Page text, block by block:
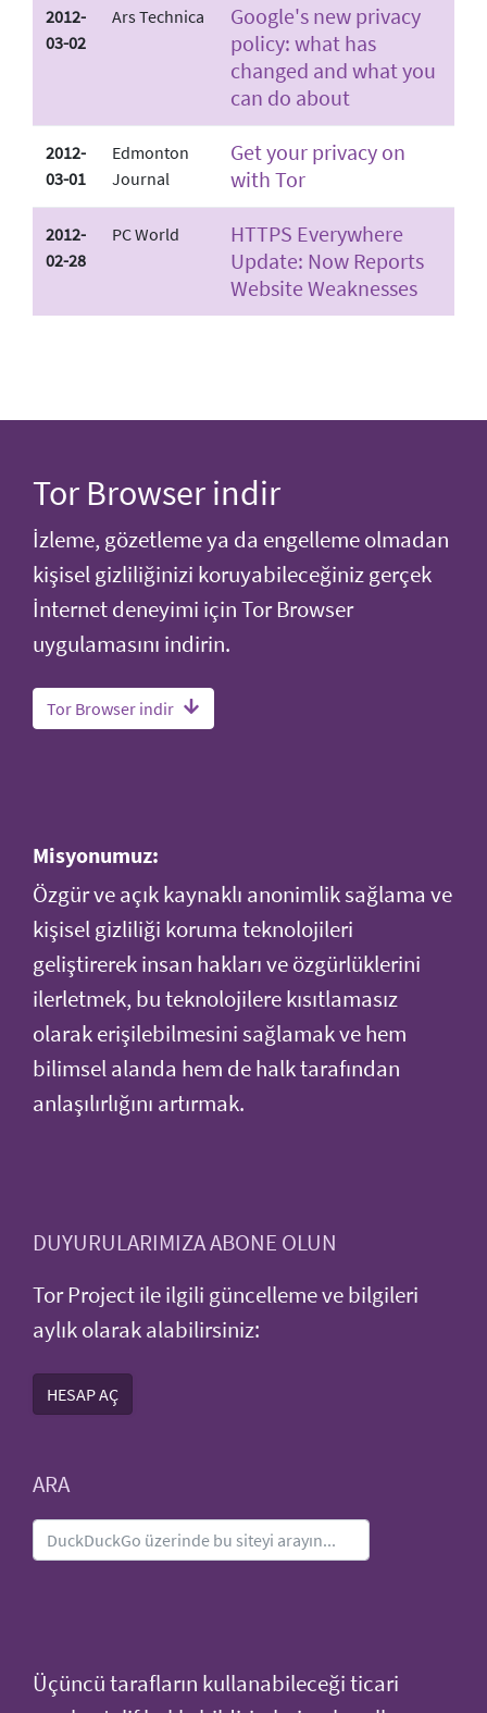
2012-
03-02
Ars Technica
Google's new privacy
policy: what has
changed and what you
can do about
2012-
03-01
Edmonton
Journal
Get your privacy on
with Tor
2012-
02-28
PC World
HTTPS Everywhere
Update: Now Reports
Website Weaknesses
Tor Browser indir
İzleme, gözetleme ya da engelleme olmadan
kişisel gizliliğinizi koruyabileceğiniz gerçek
İnternet deneyimi için Tor Browser
uygulamasını indirin.
Tor Browser indir
Misyonumuz:
Özgür ve açık kaynaklı anonimlik sağlama ve
kişisel gizliliği koruma teknolojileri
geliştirerek insan hakları ve özgürlüklerini
ilerletmek, bu teknolojilere kısıtlamasız
olarak erişilebilmesini sağlamak ve hem
bilimsel alanda hem de halk tarafından
anlaşılırlığını artırmak.
DUYURULARIMIZA ABONE OLUN
Tor Project ile ilgili güncelleme ve bilgileri
aylık olarak alabilirsiniz:
HESAP AÇ
ARA
Üçüncü tarafların kullanabileceği ticari